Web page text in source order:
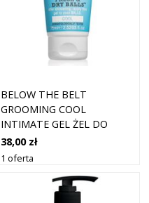
BELOW THE BELT
GROOMING COOL
INTIMATE GEL ŻEL DO
HIGIENY INTYMNEJ DLA
MĘŻCZYZN 75 ML
38,00 zł
1 oferta